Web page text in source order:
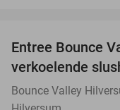
Entree Bounce
verkoelende
Bounce Valley